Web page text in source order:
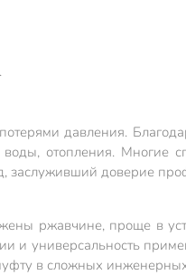
давления.
отопления. Многие
доверие
ржавчине, проще в
и универсальность
в сложных